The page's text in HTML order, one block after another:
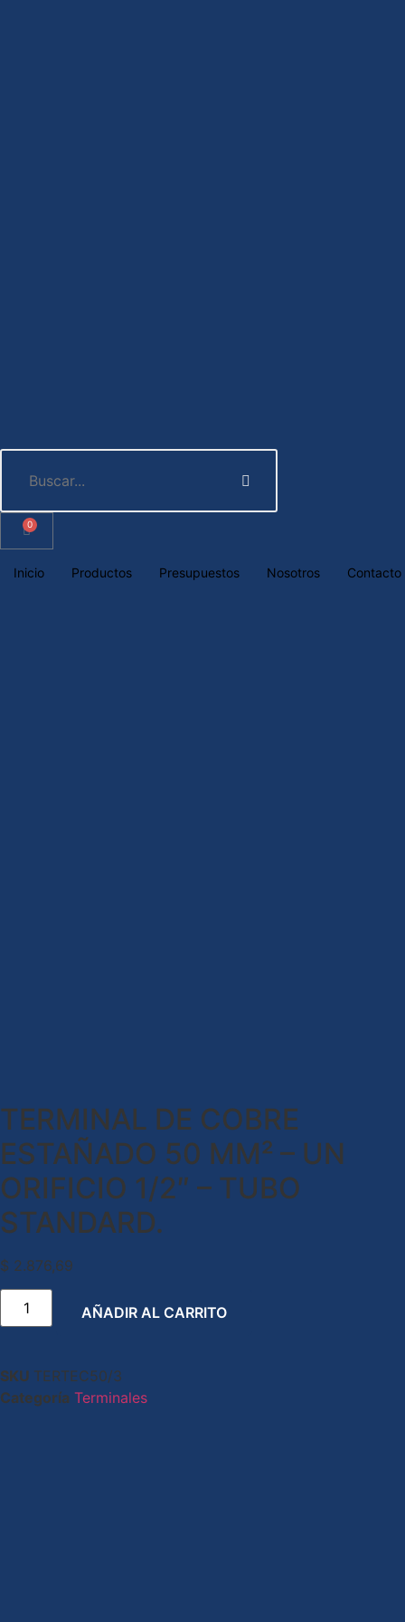
0
Inicio Productos Presupuestos Nosotros Contacto
TERMINAL DE COBRE
ESTAÑADO 50 MM² – UN
ORIFICIO 1/2″ – TUBO
STANDARD.
$ 2.876,69
AÑADIR AL CARRITO
SKU TERTEC50/3
Categoría Terminales